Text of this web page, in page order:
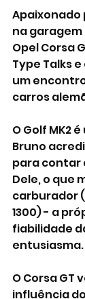
Apaixonado
na garagem
Opel Corsa
Type Talks
um
carros
O Golf MK2
Bruno
para contar
Dele, o que
carburador
1300) - a
fiabilidade
entusiasma.
O Corsa GT
influência